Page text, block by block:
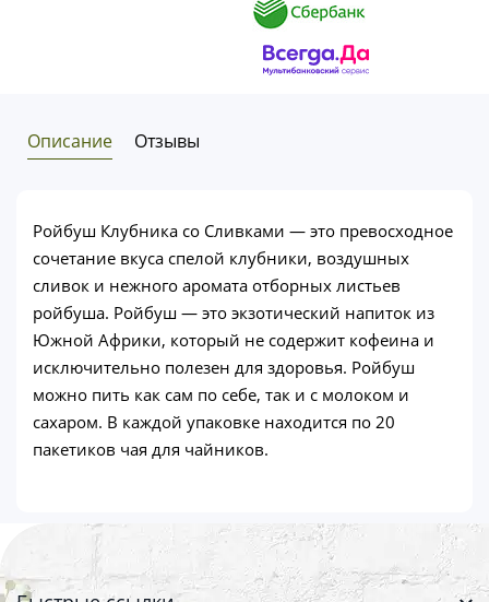
Описание Отзывы
Ройбуш Клубника со Сливками — это превосходное
сочетание вкуса спелой клубники, воздушных
сливок и нежного аромата отборных листьев
ройбуша. Ройбуш — это экзотический напиток из
Южной Африки, который не содержит кофеина и
исключительно полезен для здоровья. Ройбуш
можно пить как сам по себе, так и с молоком и
сахаром. В каждой упаковке находится по 20
пакетиков чая для чайников.